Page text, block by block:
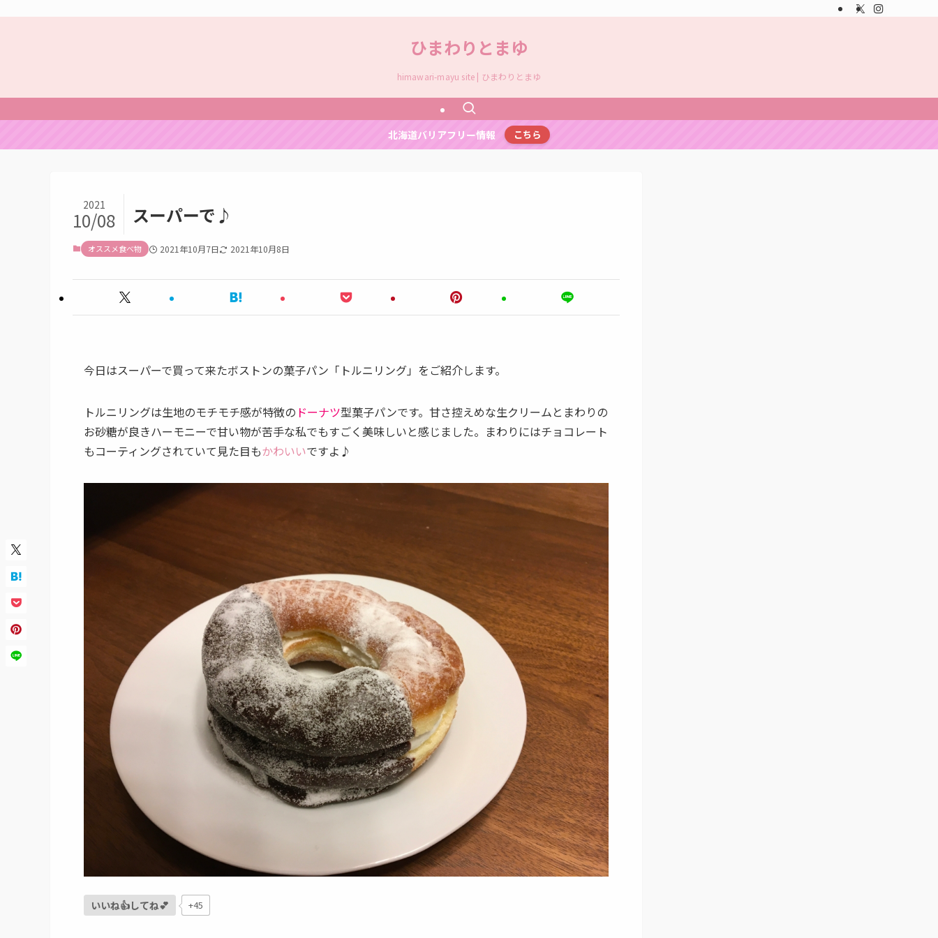
ひまわりとまゆ
himawari-mayu site | ひまわりとまゆ
北海道バリアフリー情報 こちら
スーパーで♪
2021
10/08
オススメ食べ物 2021年10月7日 2021年10月8日
今日はスーパーで買って来たボストンの菓子パン「トルニリング」をご紹介します。
トルニリングは生地のモチモチ感が特徴の ドーナツ型菓子パンです。甘さ控えめな生クリームとまわりの
お砂糖が良きハーモニーで甘い物が苦手な私でもすごく美味しいと感じました。まわりにはチョコレート
もコーティングされていて見た目もかわいいですよ♪
いいね👍してね💕 +45